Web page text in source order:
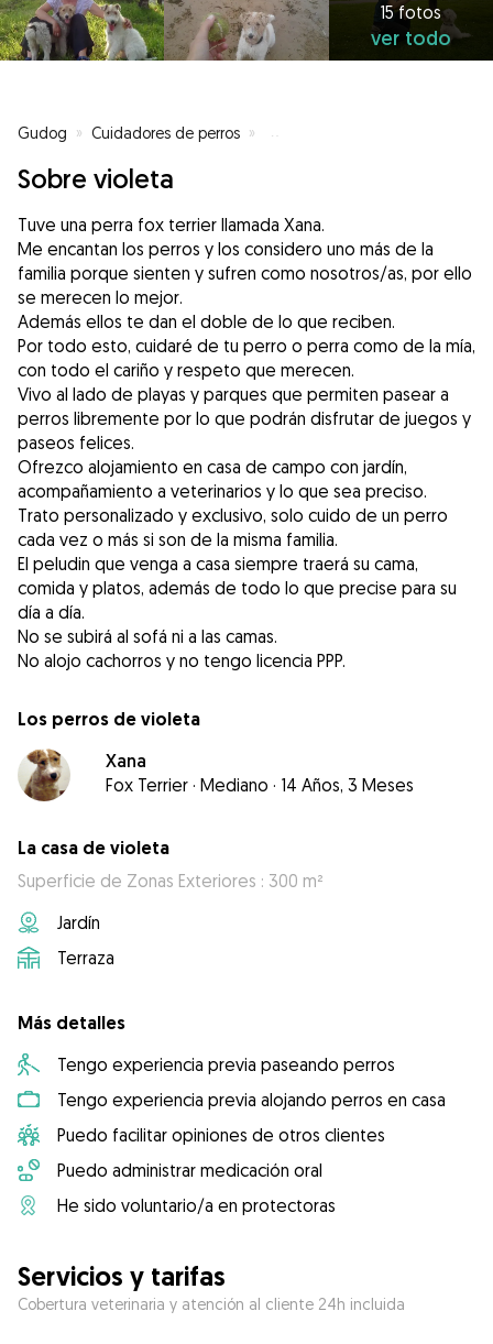
15 fotos
ver todo
Gudog » Cuidadores de perros » Cuidadores de perros en
Sobre violeta
Tuve una perra fox terrier llamada Xana.
Me encantan los perros y los considero uno más de la
familia porque sienten y sufren como nosotros/as, por ello
se merecen lo mejor.
Además ellos te dan el doble de lo que reciben.
Por todo esto, cuidaré de tu perro o perra como de la mía,
con todo el cariño y respeto que merecen.
Vivo al lado de playas y parques que permiten pasear a
perros libremente por lo que podrán disfrutar de juegos y
paseos felices.
Ofrezco alojamiento en casa de campo con jardín,
acompañamiento a veterinarios y lo que sea preciso.
Trato personalizado y exclusivo, solo cuido de un perro
cada vez o más si son de la misma familia.
El peludin que venga a casa siempre traerá su cama,
comida y platos, además de todo lo que precise para su
día a día.
No se subirá al sofá ni a las camas.
No alojo cachorros y no tengo licencia PPP.
Los perros de violeta
Xana
Fox Terrier · Mediano · 14 Años, 3 Meses
La casa de violeta
Superficie de Zonas Exteriores : 300 m²
Jardín
Terraza
Más detalles
Tengo experiencia previa paseando perros
Tengo experiencia previa alojando perros en casa
Puedo facilitar opiniones de otros clientes
Puedo administrar medicación oral
He sido voluntario/a en protectoras
Servicios y tarifas
Cobertura veterinaria y atención al cliente 24h incluida